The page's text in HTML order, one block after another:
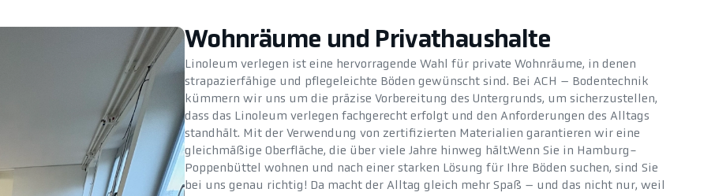
Wohnräume und Privathaushalte
Linoleum verlegen ist eine hervorragende Wahl für private Wohnräume, in denen
strapazierfähige und pflegeleichte Böden gewünscht sind. Bei ACH – Bodentechnik
kümmern wir uns um die präzise Vorbereitung des Untergrunds, um sicherzustellen,
dass das Linoleum verlegen fachgerecht erfolgt und den Anforderungen des Alltags
standhält. Mit der Verwendung von zertifizierten Materialien garantieren wir eine
gleichmäßige Oberfläche, die über viele Jahre hinweg hält.Wenn Sie in Hamburg-
Poppenbüttel wohnen und nach einer starken Lösung für Ihre Böden suchen, sind Sie
bei uns genau richtig! Da macht der Alltag gleich mehr Spaß – und das nicht nur, weil